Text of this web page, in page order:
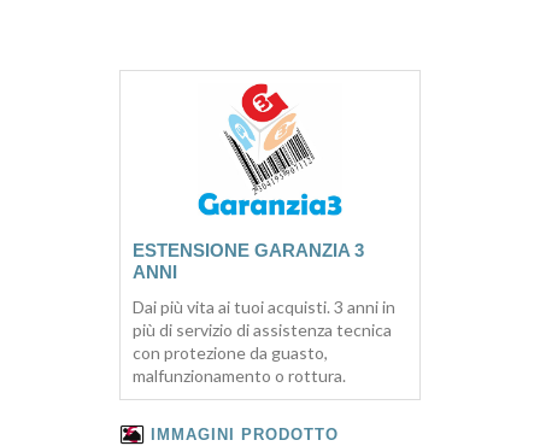
ESTENSIONE GARANZIA 3
ANNI
Dai più vita ai tuoi acquisti. 3 anni in
più di servizio di assistenza tecnica
con protezione da guasto,
malfunzionamento o rottura.
IMMAGINI PRODOTTO